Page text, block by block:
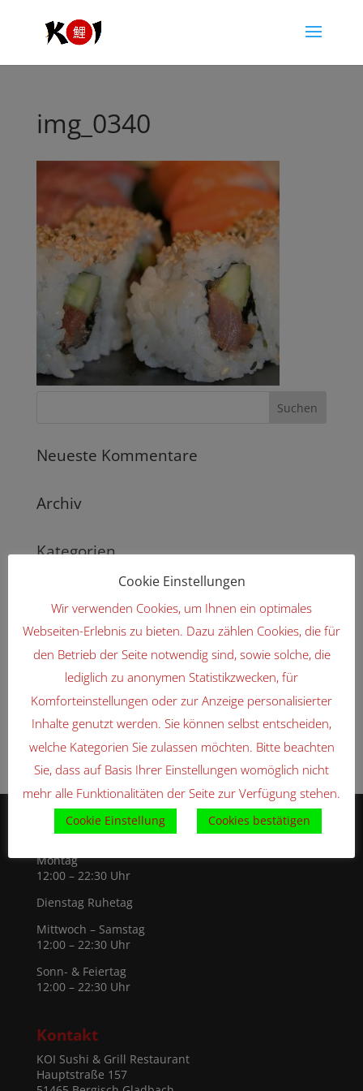
img_0340
Neueste Kommentare
Archiv
Kategorien
Keine Kategorien
Meta
Anmelden
Eintrags-Feed
Kommentar-Feed
WordPress.org
Öffnungszeiten
Montag
12:00 – 22:30 Uhr
Dienstag Ruhetag
Mittwoch – Samstag
12:00 – 22:30 Uhr
Sonn- & Feiertag
12:00 – 22:30 Uhr
Kontakt
KOI Sushi & Grill Restaurant
Hauptstraße 157
Cookie Einstellungen
Wir verwenden Cookies, um Ihnen ein optimales
Webseiten-Erlebnis zu bieten. Dazu zählen Cookies, die für
den Betrieb der Seite notwendig sind, sowie solche, die
lediglich zu anonymen Statistikzwecken, für
Komforteinstellungen oder zur Anzeige personalisierter
Inhalte genutzt werden. Sie können selbst entscheiden,
welche Kategorien Sie zulassen möchten. Bitte beachten
Sie, dass auf Basis Ihrer Einstellungen womöglich nicht
mehr alle Funktionalitäten der Seite zur Verfügung stehen.
Cookie Einstellung Cookies bestätigen